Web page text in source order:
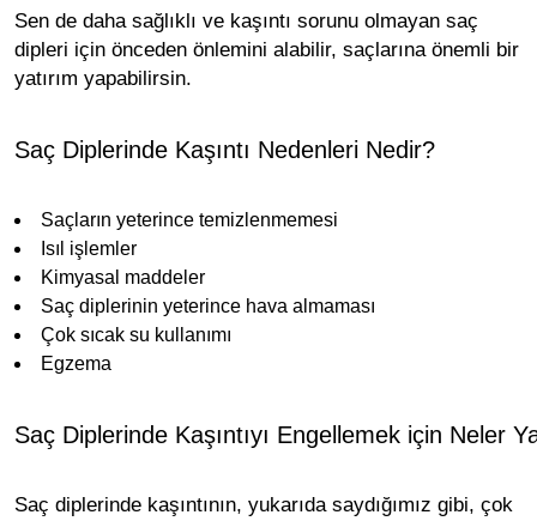
Sen de daha sağlıklı ve kaşıntı sorunu olmayan saç
dipleri için önceden önlemini alabilir, saçlarına önemli bir
yatırım yapabilirsin.
Saç Diplerinde Kaşıntı Nedenleri Nedir?
Saçların yeterince temizlenmemesi
Isıl işlemler
Kimyasal maddeler
Saç diplerinin yeterince hava almaması
Çok sıcak su kullanımı
Egzema
Saç Diplerinde Kaşıntıyı Engellemek için Neler
Saç diplerinde kaşıntının, yukarıda saydığımız gibi, çok